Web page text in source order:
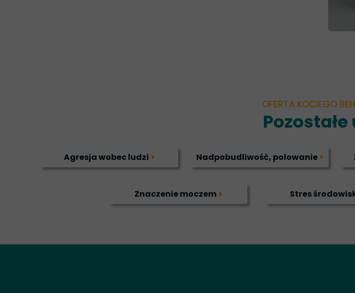
Stres
Znaczenie moczem >
Nadpobudliwość, polowanie>
Agresja wobec ludzi >
OFERTA KOCIEGO
Pozostałe